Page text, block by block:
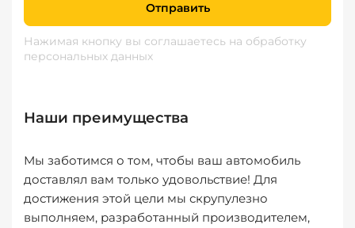
Отправить
Нажимая кнопку вы соглашаетесь на обработку
персональных данных
Наши преимущества
Мы заботимся о том, чтобы ваш автомобиль
доставлял вам только удовольствие! Для
достижения этой цели мы скрупулезно
выполняем, разработанный производителем,